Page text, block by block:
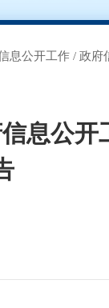
息公开工作 / 政府
息公开